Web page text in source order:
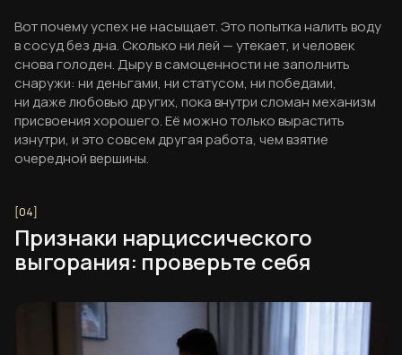
Вот почему успех не насыщает. Это попытка налить воду
в сосуд без дна. Сколько ни лей — утекает, и человек
снова голоден. Дыру в самоценности не заполнить
снаружи: ни деньгами, ни статусом, ни победами,
ни даже любовью других, пока внутри сломан механизм
присвоения хорошего. Её можно только вырастить
изнутри, и это совсем другая работа, чем взятие
очередной вершины.
Признаки нарциссического
выгорания: проверьте себя